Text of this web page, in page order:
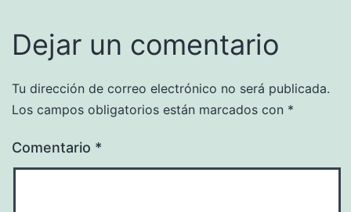
Dejar un comentario
Tu dirección de correo electrónico no será publicada.
Los campos obligatorios están marcados con *
Comentario *